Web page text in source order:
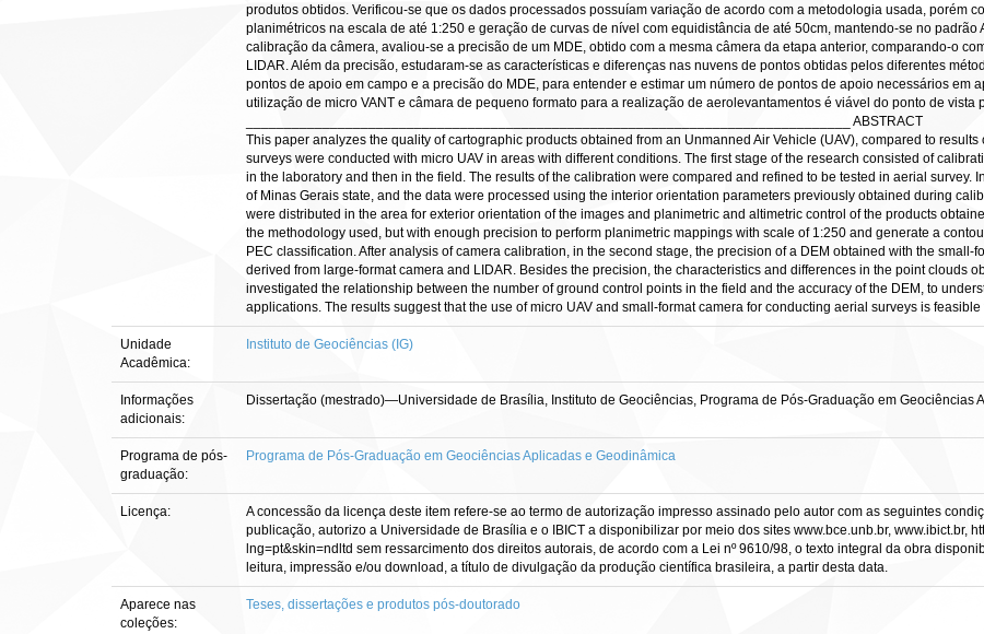
produtos obtidos. Verificou-se que os dados processados possuíam variação de acordo com a metodologia usada, porém
planimétricos na escala de até 1:250 e geração de curvas de nível com equidistância de até 50cm, mantendo-se no
calibração da câmera, avaliou-se a precisão de um MDE, obtido com a mesma câmera da etapa anterior, comparando-o
LIDAR. Além da precisão, estudaram-se as características e diferenças nas nuvens de pontos obtidas pelos diferentes
pontos de apoio em campo e a precisão do MDE, para entender e estimar um número de pontos de apoio necessários em
utilização de micro VANT e câmara de pequeno formato para a realização de aerolevantamentos é viável do ponto de vista
_______________________________________________________________________________ ABSTRACT
This paper analyzes the quality of cartographic products obtained from an Unmanned Air Vehicle (UAV), compared to
surveys were conducted with micro UAV in areas with different conditions. The first stage of the research consisted of
in the laboratory and then in the field. The results of the calibration were compared and refined to be tested in aerial survey.
of Minas Gerais state, and the data were processed using the interior orientation parameters previously obtained during
were distributed in the area for exterior orientation of the images and planimetric and altimetric control of the products
the methodology used, but with enough precision to perform planimetric mappings with scale of 1:250 and generate a
PEC classification. After analysis of camera calibration, in the second stage, the precision of a DEM obtained with the
derived from large-format camera and LIDAR. Besides the precision, the characteristics and differences in the point clouds
investigated the relationship between the number of ground control points in the field and the accuracy of the DEM, to
applications. The results suggest that the use of micro UAV and small-format camera for conducting aerial surveys is
Unidade
Acadêmica:
Instituto de Geociências (IG)
Informações
adicionais:
Dissertação (mestrado)—Universidade de Brasília, Instituto de Geociências, Programa de Pós-Graduação em Geociências
Programa de pós-
graduação:
Programa de Pós-Graduação em Geociências Aplicadas e Geodinâmica
Licença:
A concessão da licença deste item refere-se ao termo de autorização impresso assinado pelo autor com as seguintes
publicação, autorizo a Universidade de Brasília e o IBICT a disponibilizar por meio dos sites www.bce.unb.br, www.ibict.br,
lng=pt&skin=ndltd sem ressarcimento dos direitos autorais, de acordo com a Lei nº 9610/98, o texto integral da obra
leitura, impressão e/ou download, a título de divulgação da produção científica brasileira, a partir desta data.
Aparece nas
coleções:
Teses, dissertações e produtos pós-doutorado